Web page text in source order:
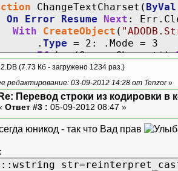
ChangeTextCharset( ByVal
On
Error Resume Next :
With
CreateObject (
Type = 2: .Mode = 3
IfLen(SourceCharset$)
Open
txt$
= 0
= DestCharset$
=
Close
(7.73 Кб - загружено 1234 раз.)
редактирование: 03-09-2012 14:28 от Tenzor»
Re: Перевод строки из кодировки в
Ответ #3 : 05-09-2012 08:47 »
юникод - так что Вад прав